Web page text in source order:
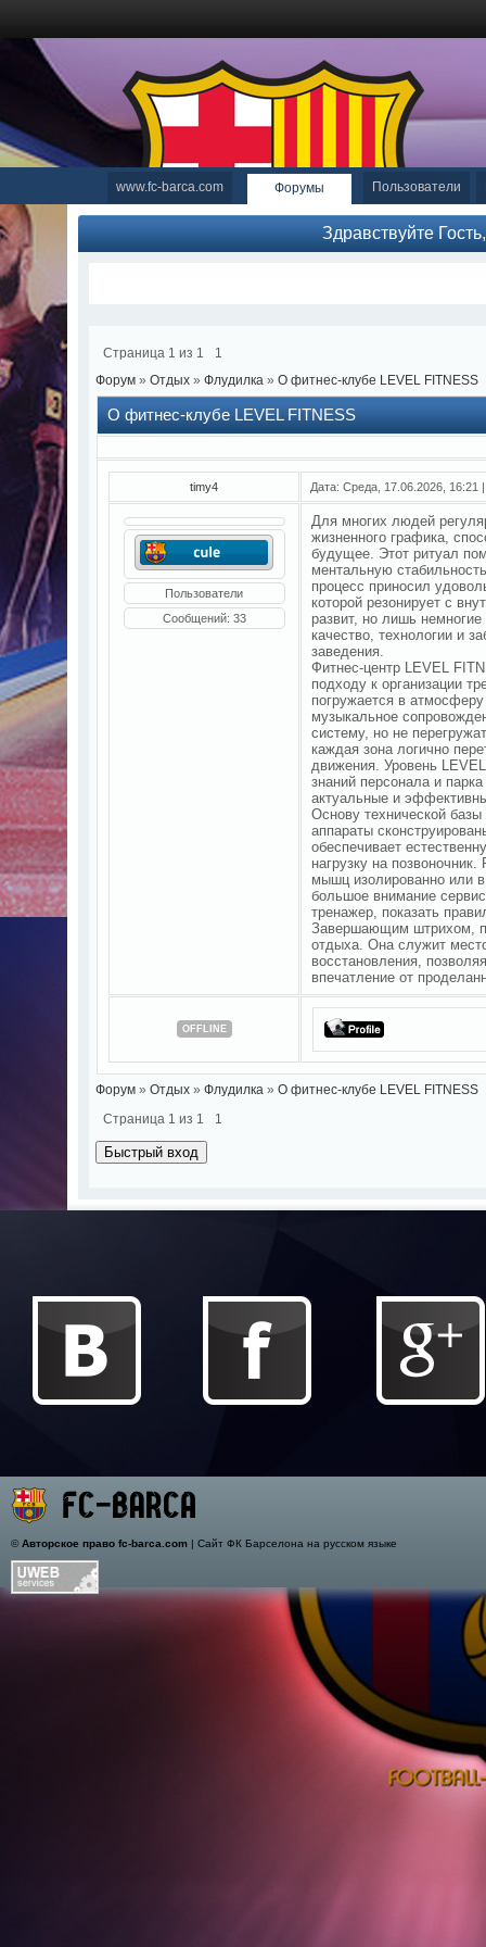
www.fc-barca.com Форумы Пользователи
Здравствуйте
Страница 1 из 1
1
Форум » Отдых » Флудилка » О фитнес-клубе LEVEL FITNESS
О фитнес-клубе LEVEL FITNESS
timy4 Дата: Среда, 17.06.2026,
Пользователи
Сообщений: 33
Для многих людей
жизненного графика,
будущее. Этот ритуал
ментальную
процесс приносил
которой резонирует с
развит, но лишь
качество, технологии и
заведения.
Фитнес-центр LEVEL
подходу к организации
погружается в
музыкальное
систему, но не
каждая зона логично
движения. Уровень
знаний персонала и
актуальные и
Основу технической
аппараты
обеспечивает
нагрузку на
мышц изолированно или
большое внимание
тренажер, показать
Завершающим штрихом,
отдыха. Она служит
восстановления,
впечатление от
OFFLINE
Форум » Отдых » Флудилка » О фитнес-клубе LEVEL FITNESS
Страница 1 из 1 1
©Авторское право fc-barca.com| Сайт ФК Барселона на русском языке